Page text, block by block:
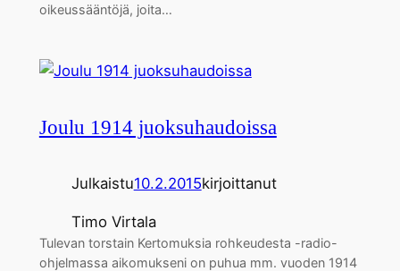
oikeussääntöjä, joita…
Joulu 1914 juoksuhaudoissa
Julkaistu10.2.2015kirjoittanut
Timo Virtala
Tulevan torstain Kertomuksia rohkeudesta -radio-
ohjelmassa aikomukseni on puhua mm. vuoden 1914